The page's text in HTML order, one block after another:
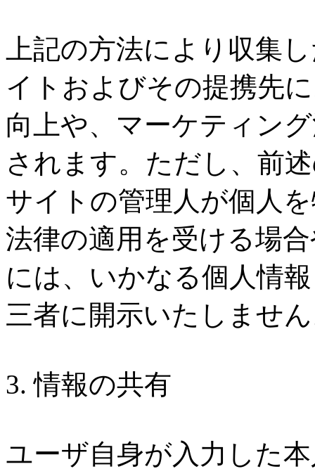
上記の方法により収集
イトおよびその提携先
向上や、マーケティン
されます。ただし、前
サイトの管理人が個人
法律の適用を受ける場
には、いかなる個人情
三者に開示いたしませ
3. 情報の共有
ユーザ自身が入力した